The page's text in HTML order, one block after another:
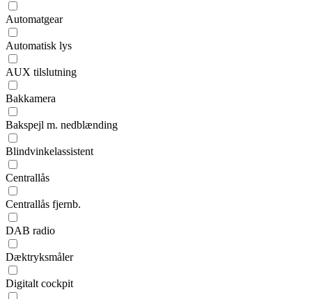
Automatgear
Automatisk lys
AUX tilslutning
Bakkamera
Bakspejl m. nedblænding
Blindvinkelassistent
Centrallås
Centrallås fjernb.
DAB radio
Dæktryksmåler
Digitalt cockpit